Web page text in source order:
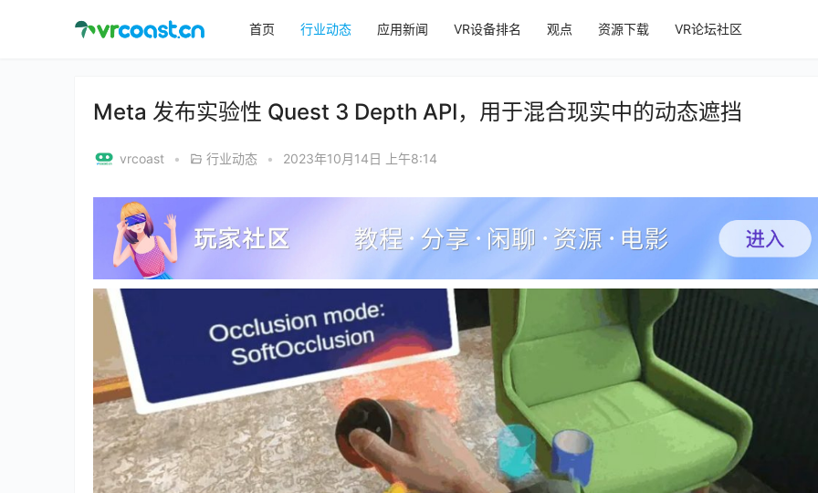
首页 行业动态 应用新闻 VR设备排名 观点 资源下载 VR论坛社区
Meta 发布实验性 Quest 3 Depth API，用于混合现实中的动态遮挡
vrcoast • 行业动态 • 2023年10月14日 上午8:14